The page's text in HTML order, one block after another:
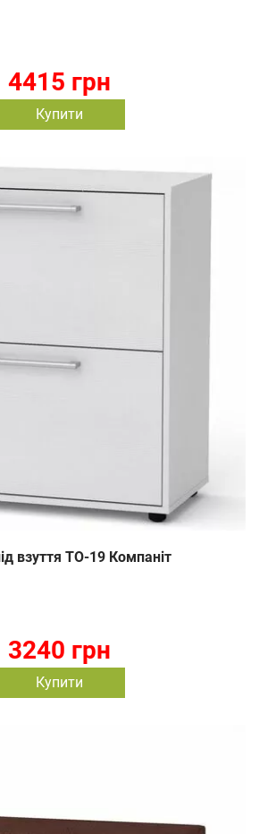
4415 грн
Купити
взуття ТО-19 Компаніт
3240 грн
Купити